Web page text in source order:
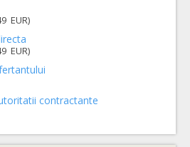
EUR)
EUR)
contractante